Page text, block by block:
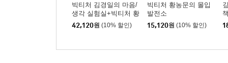
빅티처 김경일의 마음/
생각 실험실+빅티처 황
농문의 몰입 발전소 세
42,120원 (10% 할인)
빅티처 황농문의 몰입
발전소
15,120원 (10% 할인)